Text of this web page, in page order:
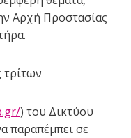
Αρχή Προστασίας
τρίτων
) του Δικτύου
παραπέμπει σε